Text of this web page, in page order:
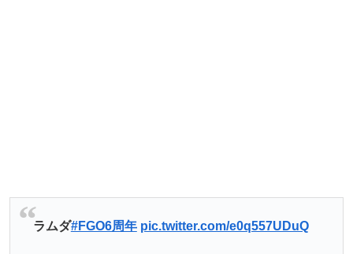
ラムダ#FGO6周年 pic.twitter.com/e0q557UDuQ